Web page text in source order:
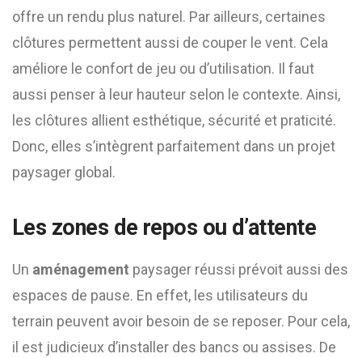
offre un rendu plus naturel. Par ailleurs, certaines
clôtures permettent aussi de couper le vent. Cela
améliore le confort de jeu ou d’utilisation. Il faut
aussi penser à leur hauteur selon le contexte. Ainsi,
les clôtures allient esthétique, sécurité et praticité.
Donc, elles s’intègrent parfaitement dans un projet
paysager global.
Les zones de repos ou d’attente
Un aménagement paysager réussi prévoit aussi des
espaces de pause. En effet, les utilisateurs du
terrain peuvent avoir besoin de se reposer. Pour cela,
il est judicieux d’installer des bancs ou assises. De